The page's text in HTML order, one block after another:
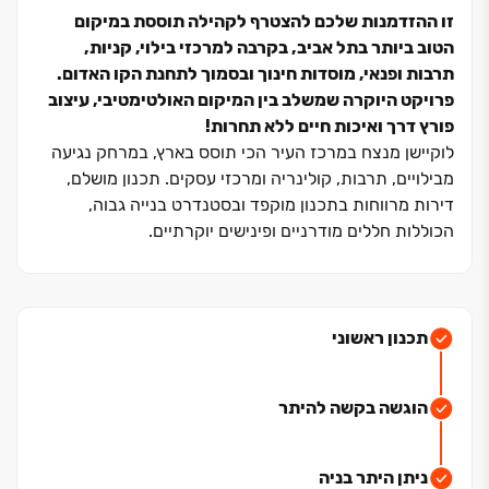
זו ההזדמנות שלכם להצטרף לקהילה תוססת במיקום
הטוב ביותר בתל אביב, בקרבה למרכזי בילוי, קניות,
תרבות ופנאי, מוסדות חינוך ובסמוך לתחנת הקו האדום.
פרויקט היוקרה שמשלב בין המיקום האולטימטיבי, עיצוב
פורץ דרך ואיכות חיים ללא תחרות!
לוקיישן מנצח במרכז העיר הכי תוסס בארץ, במרחק נגיעה
מבילויים, תרבות, קולינריה ומרכזי עסקים. תכנון מושלם,
דירות מרווחות בתכנון מוקפד ובסטנדרט בנייה גבוה,
הכוללות חללים מודרניים ופינישים יוקרתיים.
תכנון ראשוני
הוגשה בקשה להיתר
ניתן היתר בניה